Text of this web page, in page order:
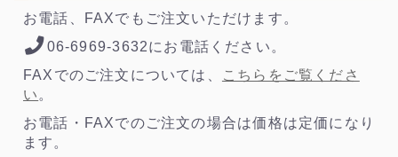
お電話、FAXでもご注文いただけます。
06-6969-3632にお電話ください。
FAXでのご注文については、
こちらをご覧くださ
い 。
お電話・FAXでのご注文の場合は価格は定価になり
ます。